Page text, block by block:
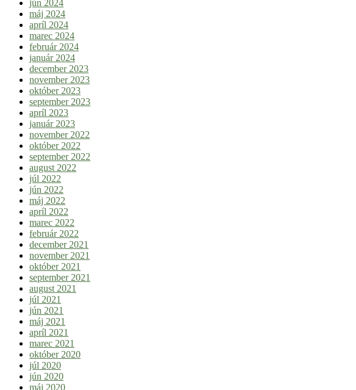
jún 2024
máj 2024
apríl 2024
marec 2024
február 2024
január 2024
december 2023
november 2023
október 2023
september 2023
apríl 2023
január 2023
november 2022
október 2022
september 2022
august 2022
júl 2022
jún 2022
máj 2022
apríl 2022
marec 2022
február 2022
december 2021
november 2021
október 2021
september 2021
august 2021
júl 2021
jún 2021
máj 2021
apríl 2021
marec 2021
október 2020
júl 2020
jún 2020
máj 2020